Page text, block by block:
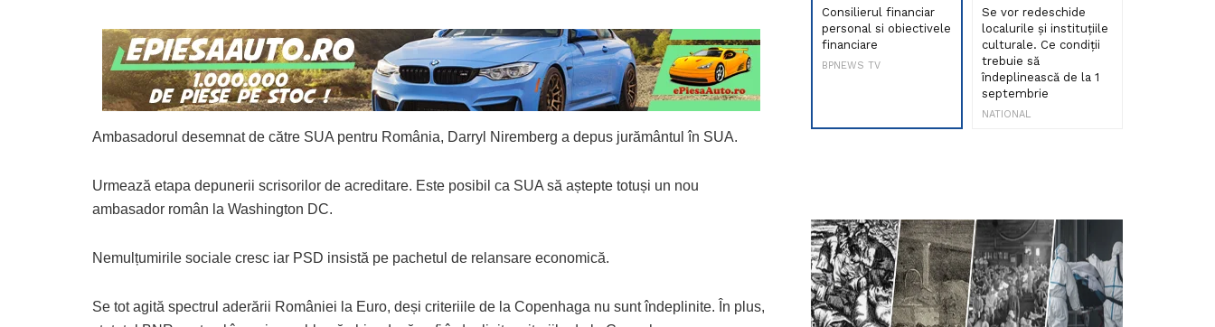
Ambasadorul desemnat de către SUA pentru România, Darryl Niremberg a depus jurământul în SUA.
Urmează etapa depunerii scrisorilor de acreditare. Este posibil ca SUA să aștepte totuși un nou
ambasador român la Washington DC.
Nemulțumirile sociale cresc iar PSD insistă pe pachetul de relansare economică.
Se tot agită spectrul aderării României la Euro, deși criteriile de la Copenhaga nu sunt îndeplinite. În plus,
Consilierul financiar
personal si obiectivele
financiare
BPNEWS TV
Se vor redeschide
localurile și instituțiile
culturale. Ce condiții
trebuie să
îndeplinească de la 1
septembrie
NATIONAL